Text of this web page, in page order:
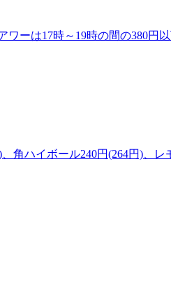
ーは17時～19時の間の380円
角ハイボール240円(264円)、